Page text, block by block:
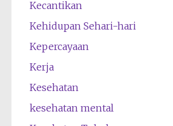
Kecantikan
Kehidupan Sehari-hari
Kepercayaan
Kerja
Kesehatan
kesehatan mental